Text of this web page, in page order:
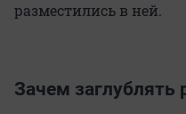
разместились в ней.
Зачем заглублять